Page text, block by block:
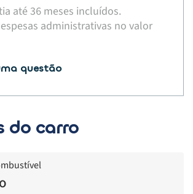
até 36 meses incluídos.
administrativas no valor
questão
do carro